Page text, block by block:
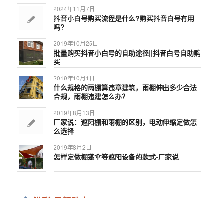
2024年11月7日
抖音小白号购买流程是什么?购买抖音白号有用
吗?
2019年10月25日
批量购买抖音小白号的自助途径||抖音白号自助购
买
2019年10月1日
什么规格的雨棚算违章建筑，雨棚伸出多少合法
合规，雨棚违建怎么办？
2019年8月13日
厂家说：遮阳棚和雨棚的区别，电动伸缩定做怎
么选择
2019年8月2日
怎样定做棚蓬伞等遮阳设备的款式-厂家说